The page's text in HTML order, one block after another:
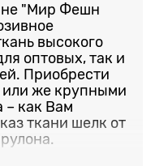
"Мир Фешн
высокого
оптовых, так и
Приобрести
или же крупными
– как Вам
ткани шелк от